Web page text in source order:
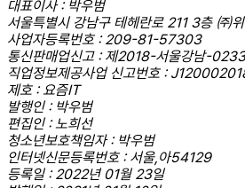
대표이사 : 박우범
서울특별시 강남구 테헤란로 211 3층 ㈜
사업자등록번호 : 209-81-57303
통신판매업신고 : 제2018-서울강남-
직업정보제공사업 신고번호 :
제호 : 요즘IT
발행인 : 박우범
편집인 : 노희선
청소년보호책임자 : 박우범
인터넷신문등록번호 : 서울,아54129
등록일 : 2022년 01월 23일